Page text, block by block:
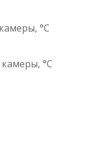
°C
°C